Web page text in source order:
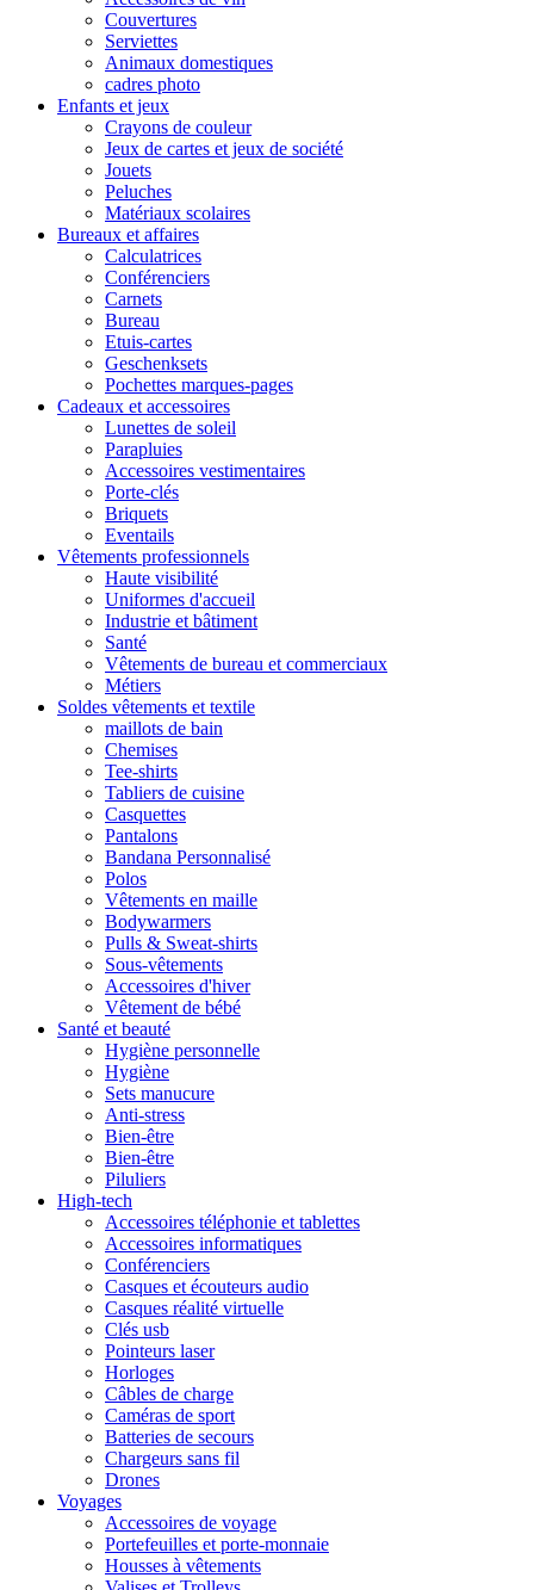
Couvertures
Serviettes
Animaux domestiques
cadres photo
Enfants et jeux
Crayons de couleur
Jeux de cartes et jeux de société
Jouets
Peluches
Matériaux scolaires
Bureaux et affaires
Calculatrices
Conférenciers
Carnets
Bureau
Etuis-cartes
Geschenksets
Pochettes marques-pages
Cadeaux et accessoires
Lunettes de soleil
Parapluies
Accessoires vestimentaires
Porte-clés
Briquets
Eventails
Vêtements professionnels
Haute visibilité
Uniformes d'accueil
Industrie et bâtiment
Santé
Vêtements de bureau et commerciaux
Métiers
Soldes vêtements et textile
maillots de bain
Chemises
Tee-shirts
Tabliers de cuisine
Casquettes
Pantalons
Bandana Personnalisé
Polos
Vêtements en maille
Bodywarmers
Pulls & Sweat-shirts
Sous-vêtements
Accessoires d'hiver
Vêtement de bébé
Santé et beauté
Hygiène personnelle
Hygiène
Sets manucure
Anti-stress
Bien-être
Bien-être
Piluliers
High-tech
Accessoires téléphonie et tablettes
Accessoires informatiques
Conférenciers
Casques et écouteurs audio
Casques réalité virtuelle
Clés usb
Pointeurs laser
Horloges
Câbles de charge
Caméras de sport
Batteries de secours
Chargeurs sans fil
Drones
Voyages
Accessoires de voyage
Portefeuilles et porte-monnaie
Housses à vêtements